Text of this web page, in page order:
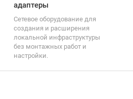
адаптеры
Сетевое оборудование для
создания и расширения
локальной инфраструктуры
без монтажных работ и
настройки.